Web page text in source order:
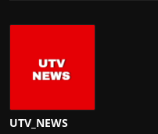
UTV_NEWS